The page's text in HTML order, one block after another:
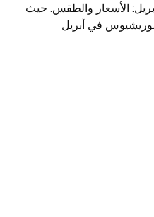
الأسعار والطقس. حيث
في أبريل